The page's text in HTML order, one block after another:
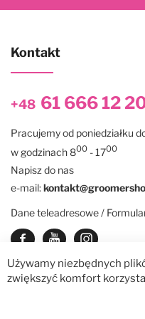
Kontakt
+48 61 666 12
Pracujemy od poniedziałku
w godzinach 800 - 1700
Napisz do nas
e-mail:
Dane teleadresowe /
Zobacz nasz
Zobacz
See
Używamy niezbędnych
zwiększyć komfort